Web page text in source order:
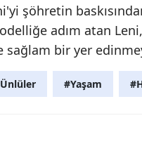
şöhretin
adım atan
sağlam bir yer
#Yaşam